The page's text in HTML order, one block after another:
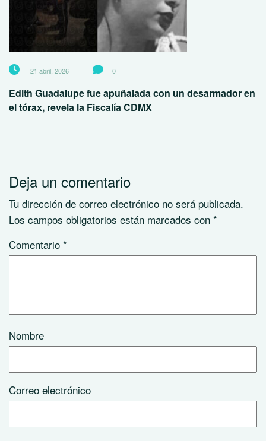
21 abril, 2026 0
Edith Guadalupe fue apuñalada con un desarmador en
el tórax, revela la Fiscalía CDMX
Deja un comentario
Tu dirección de correo electrónico no será publicada.
Los campos obligatorios están marcados con *
Comentario *
Nombre
Correo electrónico